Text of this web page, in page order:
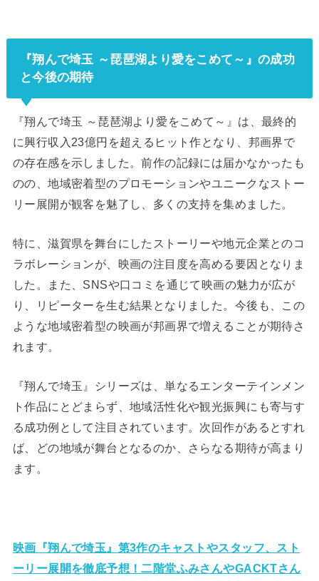
『翔んで埼玉 ～琵琶湖より愛をこめて～』の成功
と今後の期待
『翔んで埼玉 ～琵琶湖より愛をこめて～』は、最終的
に興行収入23億円を超えるヒット作となり、邦画界で
の存在感を示しました。前作の記録には届かなかったも
のの、地域密着型のプロモーションやユニークなストー
リー展開が観客を魅了し、多くの支持を集めました。
特に、滋賀県を舞台にしたストーリーや地元企業とのコ
ラボレーションが、映画の注目度を高める要因となりま
した。また、SNSや口コミを通じて映画の魅力が広が
り、リピーターを生む結果となりました。今後も、この
ような地域密着型の映画が邦画界で増えることが期待さ
れます。
『翔んで埼玉』シリーズは、単なるエンターテインメン
ト作品にとどまらず、地域活性化や観光振興にも寄与す
る成功例として注目されています。次回作があるとすれ
ば、どの地域が舞台となるのか、さらなる期待が高まり
ます。
映画『翔んで埼玉』第3作のキャストやスタッフ、スト
ーリー展開を徹底予想！二階堂ふみさんやGACKTさん